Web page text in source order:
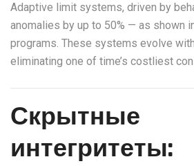
Adaptive limit systems, driven by
anomalies by up to 50% — as shown
programs. These systems evolve
eliminating one of time’s costliest
Скрытные
интегритеты: